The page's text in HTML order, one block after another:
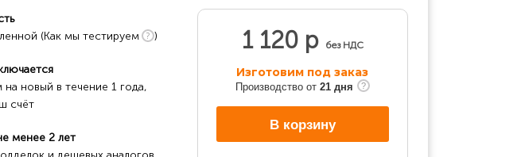
(Как мы тестируем
)
новый в течение 1 года,
счёт
менее 2 лет
1 120 р без НДС
Изготовим под заказ
Производство от 21 дня
В корзину